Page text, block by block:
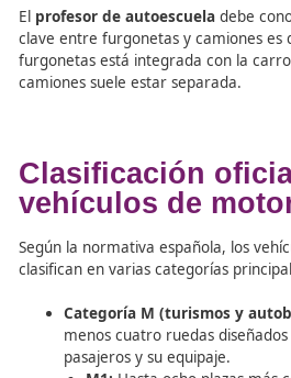
espacio de carga.
Elderivado de turismoes un
el vehículo mixto adaptable
simultáneamente personas y
nueve plazas, y puede adaptar
las necesidades de carga o
profesor de autoescuela
clave entre furgonetas y
furgonetas está integrada con
camiones suele estar separada.